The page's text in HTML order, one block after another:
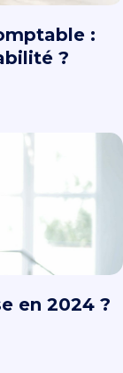
:
?
en 2024 ?